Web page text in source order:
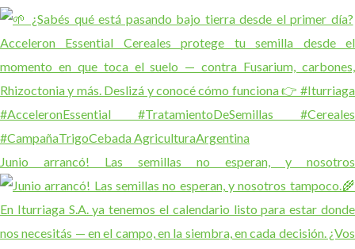
Junio arrancó! Las semillas no esperan, y nosotros